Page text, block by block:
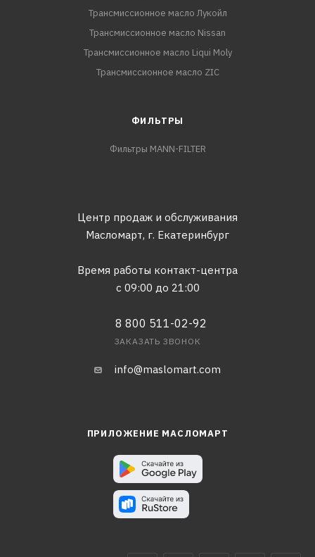
Трансмиссионное масло Лукойл
Трансмиссионное масло Nissan
Трансмиссионное масло Liqui Moly
Трансмиссионное масло ZIC
ФИЛЬТРЫ
Фильтры MANN-FILTER
Центр продаж и обслуживания
Масломарт, г. Екатеринбург
Время работы контакт-центра
с 09:00 до 21:00
8 800 511-02-92
ЗАКАЗАТЬ ЗВОНОК
info@maslomart.com
ПРИЛОЖЕНИЕ МАСЛОМАРТ